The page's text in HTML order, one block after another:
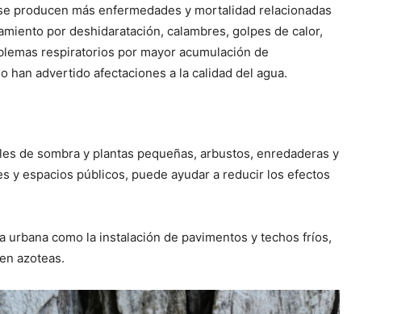
producen más enfermedades y mortalidad relacionadas
por deshidaratación, calambres, golpes de calor,
respiratorios por mayor acumulación de
han advertido afectaciones a la calidad del agua.
de sombra y plantas pequeñas, arbustos, enredaderas y
y espacios públicos, puede ayudar a reducir los efectos
urbana como la instalación de pavimentos y techos fríos,
azoteas.